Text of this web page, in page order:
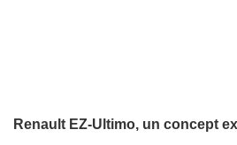
Renault EZ-Ultimo, un concept